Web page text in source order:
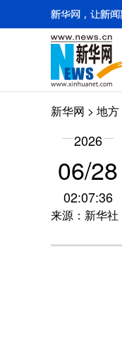
新华网 > 地方
2026
06/28
02:07:36
来源：新华社